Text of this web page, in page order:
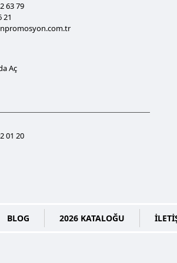
63 79
21
Aç
01 20
BLOG 2026 KATALOĞU